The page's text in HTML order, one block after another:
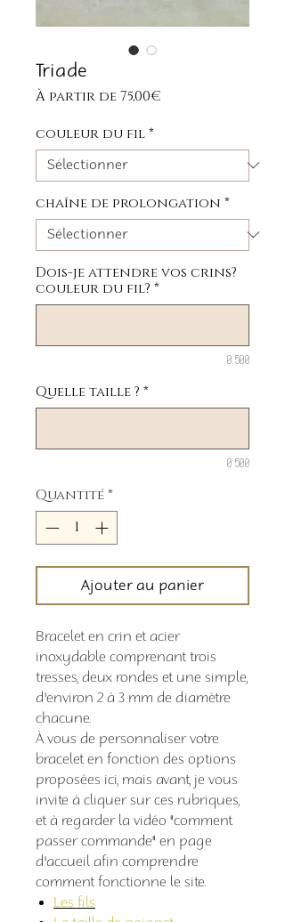
Triade
À partir de75,00€
couleur du fil*
chaîne de prolongation *
Dois-je attendre vos crins?
couleur du fil? *
0/500
Quelle taille ? *
0/500
Quantité*
Ajouter au panier
Bracelet en crin et acier
inoxydable comprenant trois
tresses, deux rondes et une simple,
d'environ 2 à 3 mm de diamètre
chacune.
À vous de personnaliser votre
bracelet en fonction des options
proposées ici, mais avant, je vous
invite à cliquer sur ces rubriques,
et à regarder la vidéo "comment
passer commande" en page
d'accueil afin comprendre
comment fonctionne le site.
Les fils